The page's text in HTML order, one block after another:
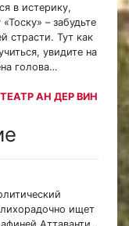
в истерику,
– забудьте
страсти. Тут как
увидите на
голова…
АН ДЕР ВИН
ищет